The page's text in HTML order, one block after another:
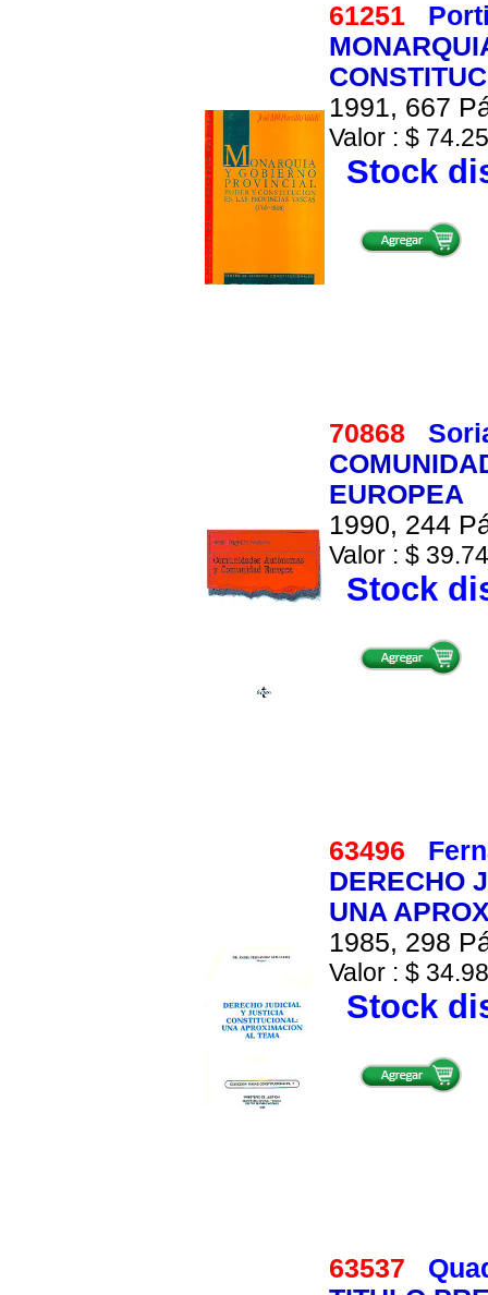
61251
1991, 667
Valor : $
Stock
70868
EUROPEA
1990, 244
Valor : $
Stock
63496
DERECHO
UNA
1985, 298
Valor : $
Stock
63537